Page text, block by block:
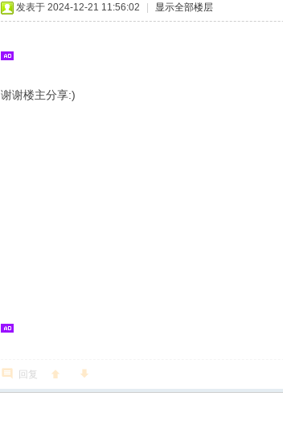
发表于 2024-12-21 11:56:02 显示全部楼层
谢谢楼主分享:)
回复